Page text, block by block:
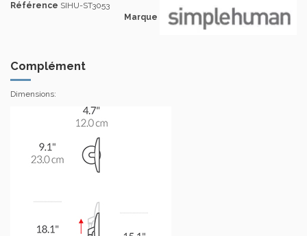
Marque
Référence SIHU-ST3053
Complément
Dimensions: